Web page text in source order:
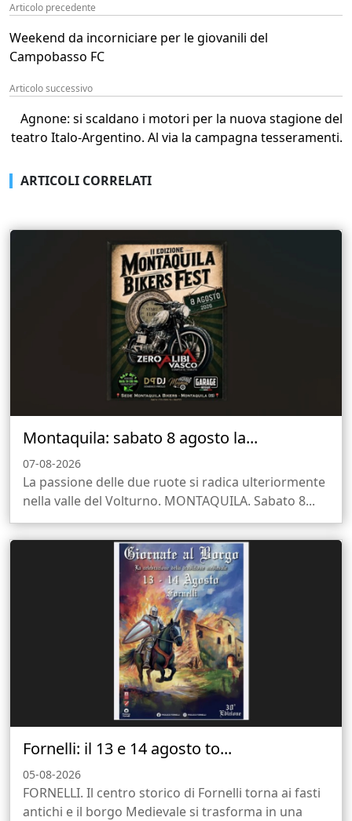
Articolo precedente
Weekend da incorniciare per le giovanili del
Campobasso FC
Articolo successivo
Agnone: si scaldano i motori per la nuova stagione del
teatro Italo-Argentino. Al via la campagna tesseramenti.
ARTICOLI CORRELATI
Montaquila: sabato 8 agosto la...
07-08-2026
La passione delle due ruote si radica ulteriormente
nella valle del Volturno. MONTAQUILA. Sabato 8...
Fornelli: il 13 e 14 agosto to...
05-08-2026
FORNELLI. Il centro storico di Fornelli torna ai fasti
antichi e il borgo Medievale si trasforma in una